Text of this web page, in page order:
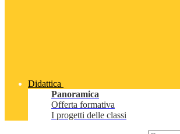
Didattica
Panoramica
Offerta formativa
I progetti delle classi